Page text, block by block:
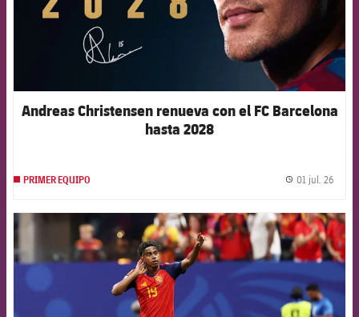
Andreas Christensen renueva con el FC Barcelona
hasta 2028
PRIMER EQUIPO 01 jul. 26
FCB Barcelona badge